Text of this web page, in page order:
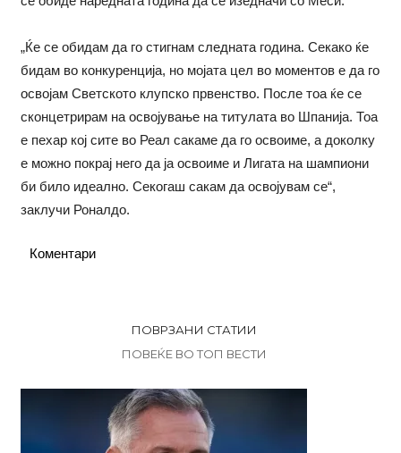
„Ќе се обидам да го стигнам следната година. Секако ќе
бидам во конкуренција, но мојата цел во моментов е да го
освојам Светското клупско првенство. После тоа ќе се
сконцетрирам на освојување на титулата во Шпанија. Тоа
е пехар кој сите во Реал сакаме да го освоиме, а доколку
е можно покрај него да ја освоиме и Лигата на шампиони
би било идеално. Секогаш сакам да освојувам се“,
заклучи Роналдо.
Коментари
ПОВРЗАНИ СТАТИИ
ПОВЕЌЕ ВО ТОП ВЕСТИ